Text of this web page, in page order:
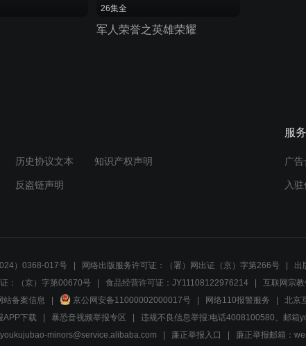
26集全
军人荣誉之英雄荣耀
历史协议文本 知识产权声明
反盗链声明
服
广
入
）0368-017号 网络出版服务许可证：（署）网出证（京）字第266号
出
：（京）字第00670号 食品经营许可证：JY11108122976214
互联网宗
站备案信息 京公网安备11000002000017号 网络110报警服务 北京
APP下载 暴恐音视频举报专区
违规不良信息举报:电话4008100580、邮箱
minors@service.alibaba.com 廉正举报入口 廉正举报邮箱：